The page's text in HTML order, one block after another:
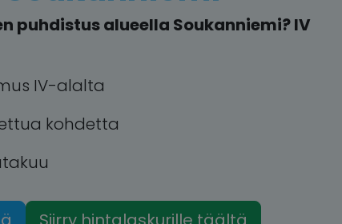
puhdistus alueella Soukanniemi? IV
IV-alalta
kohdetta